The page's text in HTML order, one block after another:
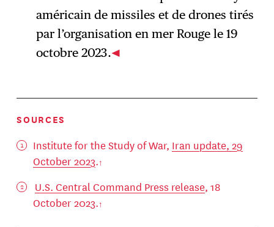
américain de missiles et de drones tirés
par l’organisation en mer Rouge le 19
octobre 2023.
SOURCES
Institute for the Study of War, Iran update, 29
October 2023.
U.S. Central Command Press release, 18
October 2023.